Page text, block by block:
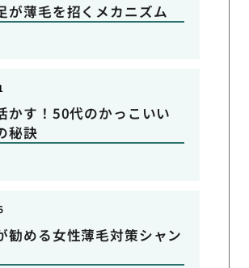
が薄毛を招くメカニズム
かす！50代のかっこいい
秘訣
勧める女性薄毛対策シャン